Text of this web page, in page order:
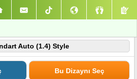
Auto (1.4) Style
Bu Dizaynı Seç